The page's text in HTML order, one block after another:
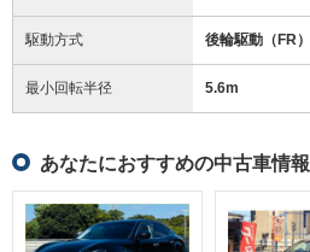
駆動方式 後輪駆動（FR）
最小回転半径 5.6m
あなたにおすすめの中古車情報